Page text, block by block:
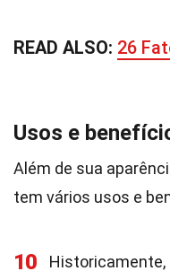
READ ALSO: 26
Usos e
Além de sua
tem vários usos e
10
Historicamente,